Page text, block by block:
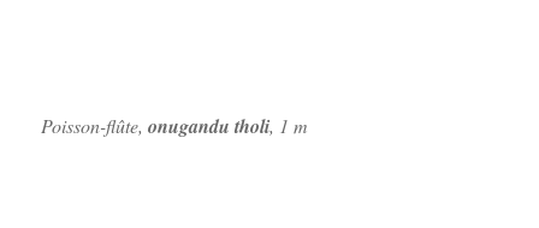
Poisson-flûte,onugandu tholi, 1 m